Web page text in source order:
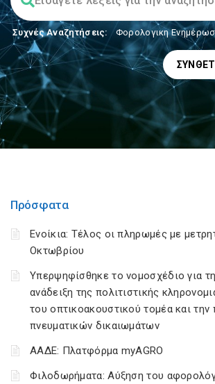
Συχνές Αναζητήσεις: Φορολογικη
Πρόσφατα
Ενοίκια: Τέλος οι πληρωμές με
Οκτωβρίου
Υπερψηφίσθηκε το νομοσχέδιο για τη
ανάδειξη της πολιτιστικής
του οπτικοακουστικού τομέα και
πνευματικών δικαιωμάτων
ΑΑΔΕ: Πλατφόρμα myAGRO
Φιλοδωρήματα: Αύξηση του